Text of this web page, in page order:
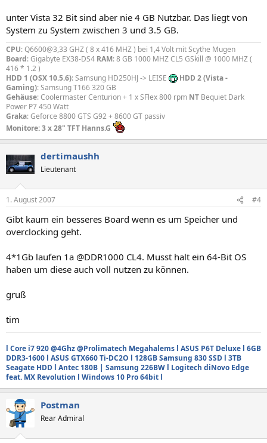
unter Vista 32 Bit sind aber nie 4 GB Nutzbar. Das liegt von
System zu System zwischen 3 und 3.5 GB.
CPU: Q6600@3,33 GHZ ( 8 x 416 MHZ ) bei 1,4 Volt mit Scythe Mugen
Board: Gigabyte EX38-DS4 RAM: 8 GB 1000 MHZ CL5 GSkill @ 1000 MHZ (
416 * 1.2 )
HDD 1 (OSX 10.5.6): Samsung HD250HJ -> LEISE
HDD 2 (Vista -
Gaming): Samsung T166 320 GB
Gehäuse: Coolermaster Centurion + 1 x SFlex 800 rpm NT Bequiet Dark
Power P7 450 Watt
Graka: Geforce 8800 GTS G92 + 8600 GT passiv
Monitore: 3 x 28" TFT Hanns.G
dertimaushh
Lieutenant
1. August 2007 #4
Gibt kaum ein besseres Board wenn es um Speicher und
overclocking geht.
4*1Gb laufen 1a @DDR1000 CL4. Musst halt ein 64-Bit OS
haben um diese auch voll nutzen zu können.
gruß
tim
l Core i7 920 @4Ghz @Prolimatech Megahalems l ASUS P6T Deluxe l 6GB
DDR3-1600 l ASUS GTX660 Ti-DC2O l 128GB Samsung 830 SSD l 3TB
Seagate HDD l Antec 180B | Samsung 226BW l Logitech diNovo Edge
feat. MX Revolution l Windows 10 Pro 64bit l
Postman
Rear Admiral